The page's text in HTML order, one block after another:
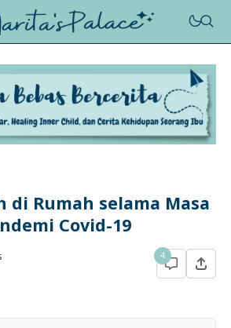
di Rumah selama Masa
Covid-19
4